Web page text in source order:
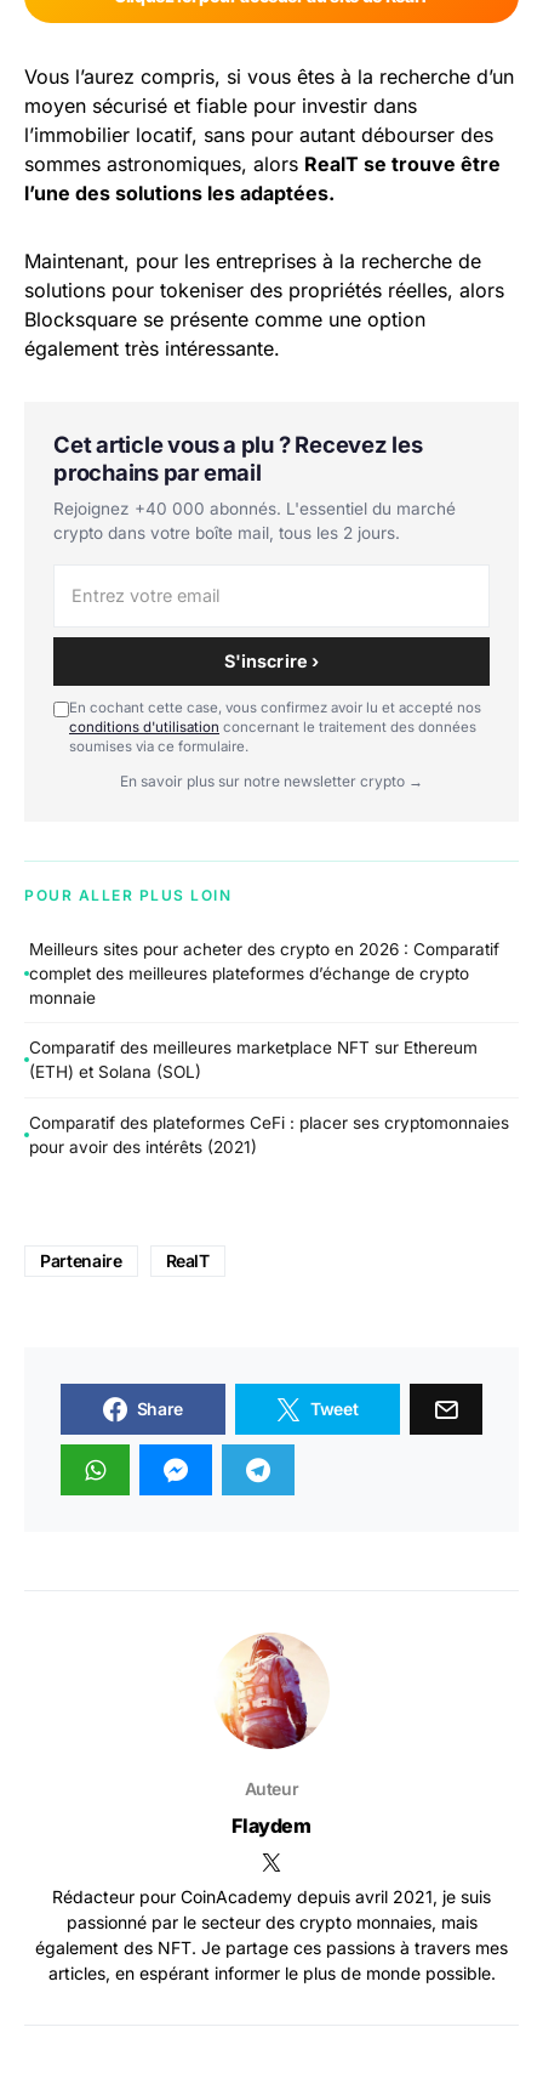
Vous l’aurez compris, si vous êtes à la recherche d’un
moyen sécurisé et fiable pour investir dans
l’immobilier locatif, sans pour autant débourser des
sommes astronomiques, alors RealT se trouve être
l’une des solutions les adaptées.
Maintenant, pour les entreprises à la recherche de
solutions pour tokeniser des propriétés réelles, alors
Blocksquare se présente comme une option
également très intéressante.
Cet article vous a plu ? Recevez les
prochains par email
Rejoignez +40 000 abonnés. L'essentiel du marché
crypto dans votre boîte mail, tous les 2 jours.
S'inscrire ›
En cochant cette case, vous confirmez avoir lu et accepté nos
conditions d'utilisation concernant le traitement des données
soumises via ce formulaire.
En savoir plus sur notre newsletter crypto →
POUR ALLER PLUS LOIN
Meilleurs sites pour acheter des crypto en 2026 : Comparatif
complet des meilleures plateformes d’échange de crypto
monnaie
Comparatif des meilleures marketplace NFT sur Ethereum
(ETH) et Solana (SOL)
Comparatif des plateformes CeFi : placer ses cryptomonnaies
pour avoir des intérêts (2021)
Partenaire RealT
Share Tweet
Auteur
Flaydem
Rédacteur pour CoinAcademy depuis avril 2021, je suis
passionné par le secteur des crypto monnaies, mais
également des NFT. Je partage ces passions à travers mes
articles, en espérant informer le plus de monde possible.